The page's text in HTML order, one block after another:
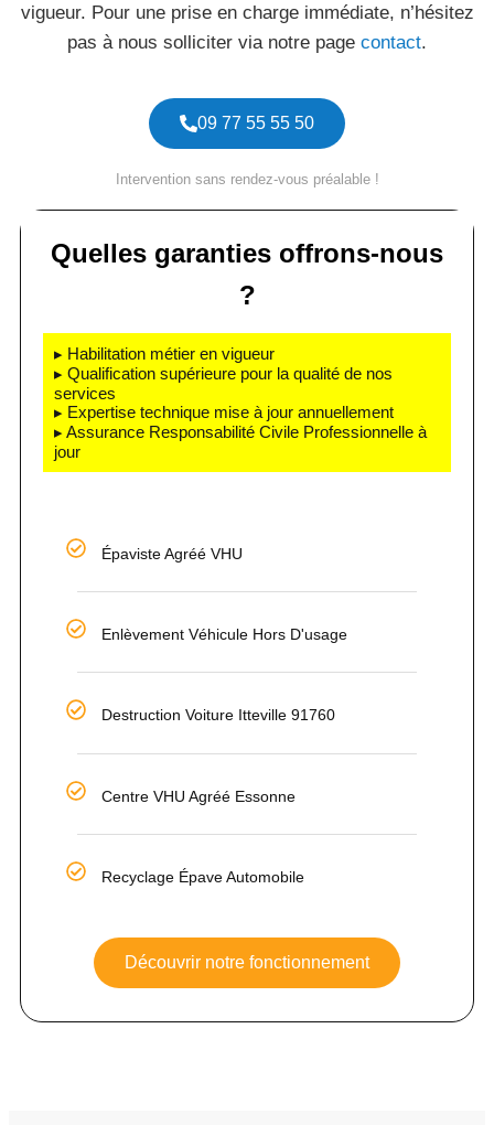
vigueur. Pour une prise en charge immédiate, n’hésitez
pas à nous solliciter via notre page contact.
09 77 55 55 50
Intervention sans rendez-vous préalable !
Quelles garanties offrons-nous
?
▸ Habilitation métier en vigueur
▸ Qualification supérieure pour la qualité de nos
services
▸ Expertise technique mise à jour annuellement
▸ Assurance Responsabilité Civile Professionnelle à
jour
Épaviste Agréé VHU
Enlèvement Véhicule Hors D'usage
Destruction Voiture Itteville 91760
Centre VHU Agréé Essonne
Recyclage Épave Automobile
Découvrir notre fonctionnement